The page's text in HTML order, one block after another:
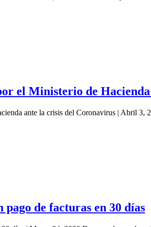
el Ministerio de
ante la crisis del Coronavirus | Abril
de facturas en 30 días